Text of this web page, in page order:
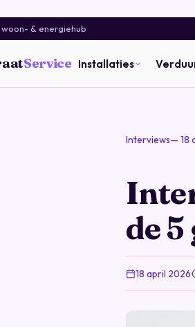
& energiehub
Service Installaties
Interviews— 18
de
18 april 2026·